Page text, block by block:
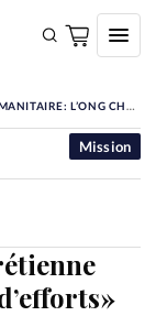
L’ONG CHRÉTIENNE COMPASSION «REDOUBLE D’EFFORTS» CONTRE LA FAIM
Mission